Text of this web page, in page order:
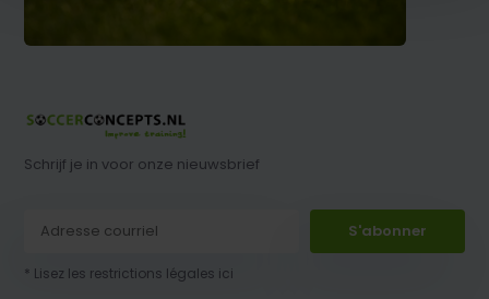
Schrijf je in voor onze nieuwsbrief
S'abonner
* Lisez les restrictions légales ici